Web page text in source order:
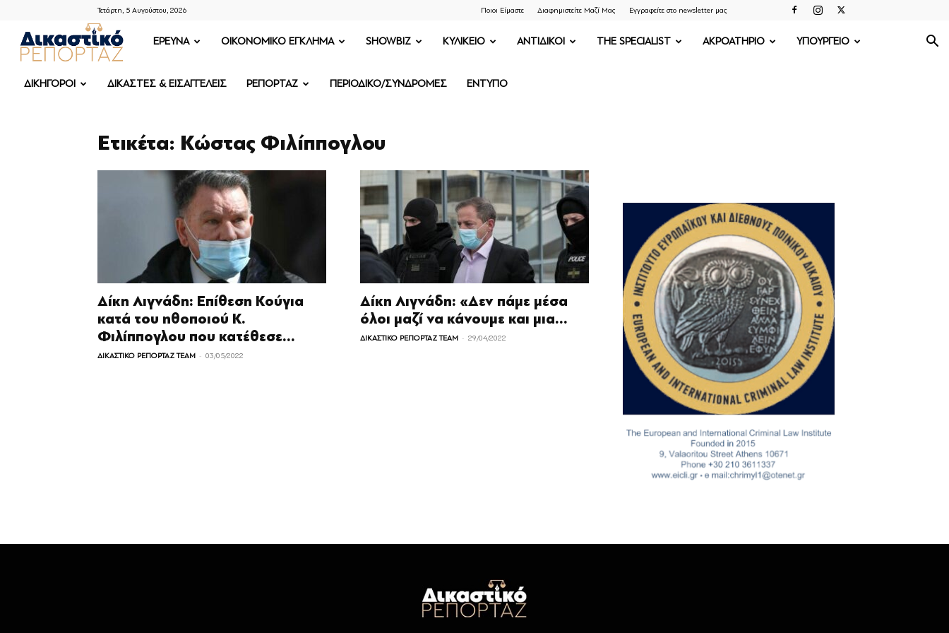
Τετάρτη, 5 Αυγούστου, 2026 Ποιοι Είμαστε Διαφημιστείτε Μαζί Μας Εγγραφείτε στο newsletter μας
ΔΙΚΑΣΤΙΚΟ
ΡΕΠΟΡΤΑΖ
ΕΡΕΥΝΑ OIKONOMIKO ΕΓΚΛΗΜΑ SHOWBIZ ΚΥΛΙΚΕΙΟ ΑΝΤΙΔΙΚΟΙ THE SPECIALIST ΑΚΡΟΑΤΗΡΙΟ ΥΠΟΥΡΓΕΙΟ
ΔΙΚΗΓΟΡΟΙ ΔΙΚΑΣΤΕΣ & ΕΙΣΑΓΓΕΛΕΙΣ ΡΕΠΟΡΤΑΖ ΠΕΡΙΟΔΙΚΟ/ΣΥΝΔΡΟΜΕΣ ΕΝΤΥΠΟ
Ετικέτα: Κώστας Φιλίππογλου
Δίκη Λιγνάδη: Επίθεση Κούγια
κατά του ηθοποιού Κ.
Φιλίππογλου που κατέθεσε...
ΔΙΚΑΣΤΙΚΟ ΡΕΠΟΡΤΑΖ TEAM - 03/05/2022
Δίκη Λιγνάδη: «Δεν πάμε μέσα
όλοι μαζί να κάνουμε και μια...
ΔΙΚΑΣΤΙΚΟ ΡΕΠΟΡΤΑΖ TEAM - 29/04/2022